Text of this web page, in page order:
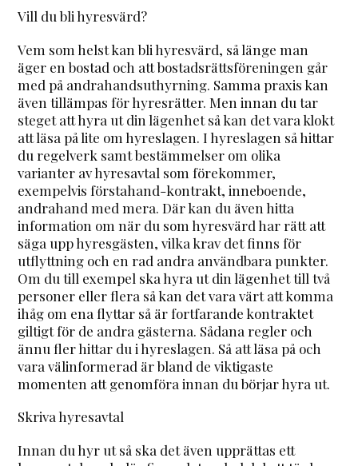
Vill du bli hyresvärd?
Vem som helst kan bli hyresvärd, så länge man
äger en bostad och att bostadsrättsföreningen går
med på andrahandsuthyrning. Samma praxis kan
även tillämpas för hyresrätter. Men innan du tar
steget att hyra ut din lägenhet så kan det vara klokt
att läsa på lite om hyreslagen. I hyreslagen så hittar
du regelverk samt bestämmelser om olika
varianter av hyresavtal som förekommer,
exempelvis förstahand-kontrakt, inneboende,
andrahand med mera. Där kan du även hitta
information om när du som hyresvärd har rätt att
säga upp hyresgästen, vilka krav det finns för
utflyttning och en rad andra användbara punkter.
Om du till exempel ska hyra ut din lägenhet till två
personer eller flera så kan det vara värt att komma
ihåg om ena flyttar så är fortfarande kontraktet
giltigt för de andra gästerna. Sådana regler och
ännu fler hittar du i hyreslagen. Så att läsa på och
vara välinformerad är bland de viktigaste
momenten att genomföra innan du börjar hyra ut.
Skriva hyresavtal
Innan du hyr ut så ska det även upprättas ett